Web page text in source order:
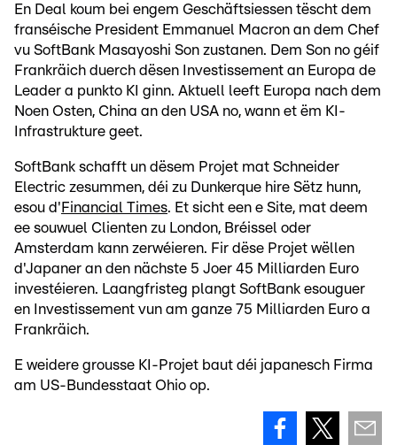
En Deal koum bei engem Geschäftsiessen tëscht dem
franséische President Emmanuel Macron an dem Chef
vu SoftBank Masayoshi Son zustanen. Dem Son no géif
Frankräich duerch dësen Investissement an Europa de
Leader a punkto KI ginn. Aktuell leeft Europa nach dem
Noen Osten, China an den USA no, wann et ëm KI-
Infrastrukture geet.
SoftBank schafft un dësem Projet mat Schneider
Electric zesummen, déi zu Dunkerque hire Sëtz hunn,
esou d' Financial Times. Et sicht een e Site, mat deem
ee souwuel Clienten zu London, Bréissel oder
Amsterdam kann zerwéieren. Fir dëse Projet wëllen
d'Japaner an den nächste 5 Joer 45 Milliarden Euro
investéieren. Laangfristeg plangt SoftBank esouguer
en Investissement vun am ganze 75 Milliarden Euro a
Frankräich.
E weidere grousse KI-Projet baut déi japanesch Firma
am US-Bundesstaat Ohio op.